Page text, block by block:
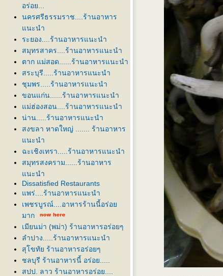
อร่อย...
นครศรีธรรมราช....ร้านอาหาร
นะนำ
ระยอง....ร้านอาหารแนะนำ
สมุทรสาคร....ร้านอาหารแนะนำ
ตาก แม่สอด......ร้านอาหารแนะนำ
สระบุรี.....ร้านอาหารแนะนำ
ชุมพร.....ร้านอาหารแนะนำ
ขอนแก่น......ร้านอาหารแนะนำ
ม่ฮ่องสอน....ร้านอาหารแนะนำ
น่าน.....ร้านอาหารแนะนำ
สงขลา หาดใหญ่ ....... ร้านอาหาร
นะนำ
ฉะเชิงเทรา.....ร้านอาหารแนะนำ
สมุทรสงคราม......ร้านอาหาร
นะนำ
Dissatisfied Restaurants
พร่....ร้านอาหารแนะนำ
เพชรบูรณ์....อาหารร้านนี้อร่อ
มาก
เมียนม่า (พม่า) ร้านอาหารอร่อยๆ
ลำปาง.....ร้านอาหารแนะนำ
สุโขทัย ร้านอาหารอร่อยๆ
ชลบุรี ร้านอาหารนี้ อร่อย.....
สปป. ลาว ร้านอาหารอร่อย....